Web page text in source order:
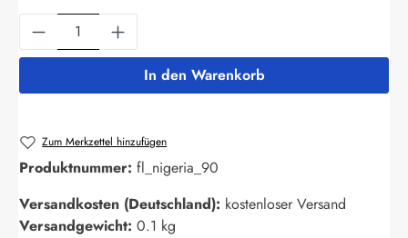
Produkt Anzahl: Gib den gewünschten
In den Warenkorb
Zum Merkzettel hinzufügen
Produktnummer: fl_nigeria_90
Versandkosten (Deutschland): kostenloser Versand
Versandgewicht: 0.1 kg